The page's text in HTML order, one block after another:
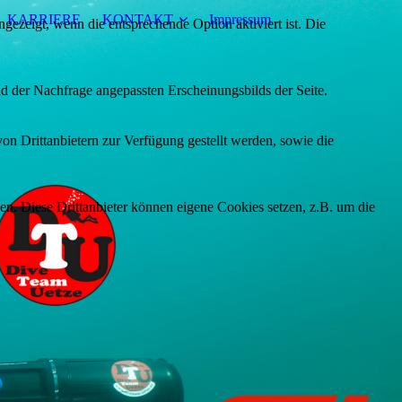
KARRIERE KONTAKT Impressum
wenn die entsprechende Option aktiviert ist. Die
Nachfrage angepassten Erscheinungsbilds der Seite.
Drittanbietern zur Verfügung gestellt werden, sowie die
Diese Drittanbieter können eigene Cookies setzen, z.B. um die